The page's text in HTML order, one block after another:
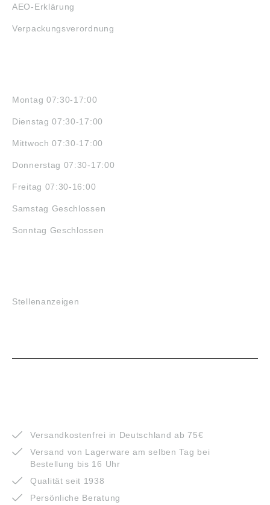
AEO-Erklärung
Verpackungsverordnung
Montag 07:30-17:00
Dienstag 07:30-17:00
Mittwoch 07:30-17:00
Donnerstag 07:30-17:00
Freitag 07:30-16:00
Samstag Geschlossen
Sonntag Geschlossen
Stellenanzeigen
Versandkostenfrei in Deutschland ab 75€
Versand von Lagerware am selben Tag bei
Bestellung bis 16 Uhr
Qualität seit 1938
Persönliche Beratung